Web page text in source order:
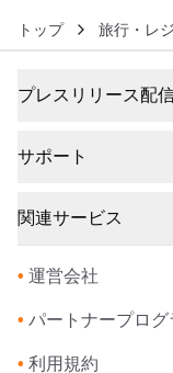
トップ 旅行・レ
プレスリリース配
サポート
関連サービス
• 運営会社
• パートナープログ
• 利用規約